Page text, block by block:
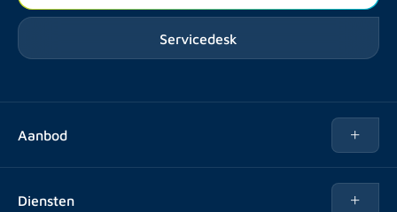
Servicedesk
Aanbod
Diensten